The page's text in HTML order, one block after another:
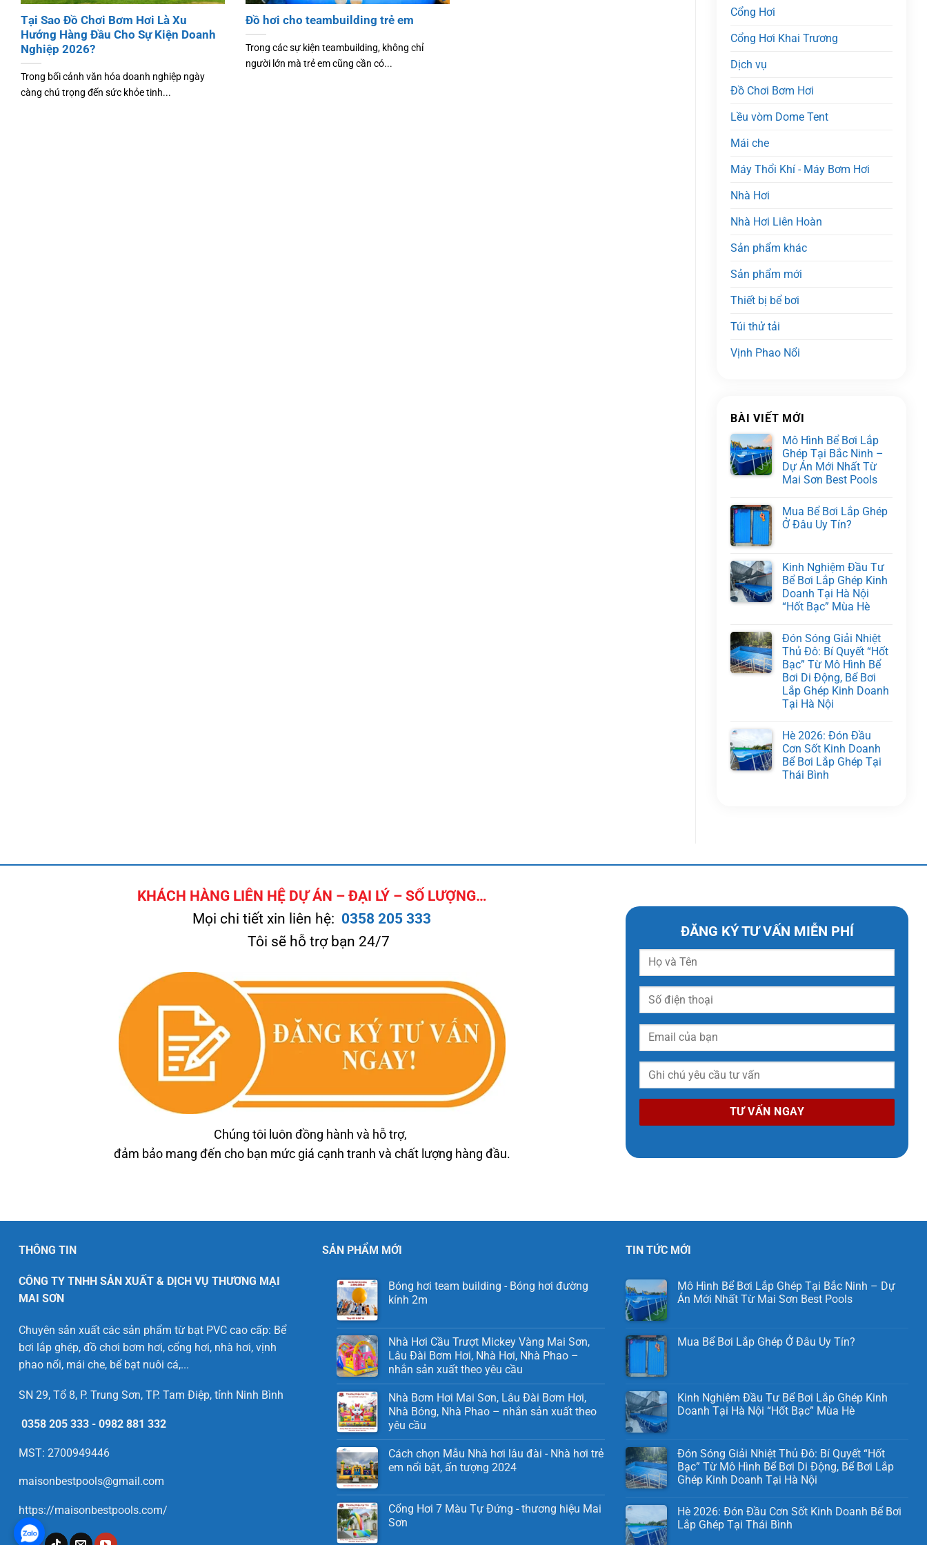
Tại Sao Đồ Chơi Bơm Hơi Là Xu
Hướng Hàng Đầu Cho Sự Kiện Doanh
Nghiệp 2026?
Trong bối cảnh văn hóa doanh nghiệp ngày
càng chú trọng đến sức khỏe tinh...
Đồ hơi cho teambuilding trẻ em
Trong các sự kiện teambuilding, không chỉ
người lớn mà trẻ em cũng cần có...
Cổng Hơi
Cổng Hơi Khai Trương
Dịch vụ
Đồ Chơi Bơm Hơi
Lều vòm Dome Tent
Mái che
Máy Thổi Khí - Máy Bơm Hơi
Nhà Hơi
Nhà Hơi Liên Hoàn
Sản phẩm khác
Sản phẩm mới
Thiết bị bể bơi
Túi thử tải
Vịnh Phao Nổi
BÀI VIẾT MỚI
Mô Hình Bể Bơi Lắp
Ghép Tại Bắc Ninh –
Dự Án Mới Nhất Từ
Mai Sơn Best Pools
Mua Bể Bơi Lắp Ghép
Ở Đâu Uy Tín?
Kinh Nghiệm Đầu Tư
Bể Bơi Lắp Ghép Kinh
Doanh Tại Hà Nội
“Hốt Bạc” Mùa Hè
Đón Sóng Giải Nhiệt
Thủ Đô: Bí Quyết “Hốt
Bạc” Từ Mô Hình Bể
Bơi Di Động, Bể Bơi
Lắp Ghép Kinh Doanh
Tại Hà Nội
Hè 2026: Đón Đầu
Cơn Sốt Kinh Doanh
Bể Bơi Lắp Ghép Tại
Thái Bình
KHÁCH HÀNG LIÊN HỆ DỰ ÁN – ĐẠI LÝ – SỐ LƯỢNG…
Mọi chi tiết xin liên hệ: 0358 205 333
Tôi sẽ hỗ trợ bạn 24/7
Chúng tôi luôn đồng hành và hỗ trợ,
đảm bảo mang đến cho bạn mức giá cạnh tranh và chất lượng hàng đầu.
ĐĂNG KÝ TƯ VẤN MIỄN PHÍ
THÔNG TIN
CÔNG TY TNHH SẢN XUẤT & DỊCH VỤ THƯƠNG MẠI
MAI SƠN
Chuyên sản xuất các sản phẩm từ bạt PVC cao cấp: Bể
bơi lắp ghép, đồ chơi bơm hơi, cổng hơi, nhà hơi, vịnh
phao nổi, mái che, bể bạt nuôi cá,...
SN 29, Tổ 8, P. Trung Sơn, TP. Tam Điệp, tỉnh Ninh Bình
0358 205 333 - 0982 881 332
MST: 2700949446
maisonbestpools@gmail.com
https://maisonbestpools.com/
SẢN PHẨM MỚI
Bóng hơi team building - Bóng hơi đường
kính 2m
Nhà Hơi Cầu Trượt Mickey Vàng Mai Sơn,
Lâu Đài Bơm Hơi, Nhà Hơi, Nhà Phao –
nhắn sản xuất theo yêu cầu
Nhà Bơm Hơi Mai Sơn, Lâu Đài Bơm Hơi,
Nhà Bóng, Nhà Phao – nhắn sản xuất theo
yêu cầu
Cách chọn Mẫu Nhà hơi lâu đài - Nhà hơi trẻ
em nổi bật, ấn tượng 2024
Cổng Hơi 7 Màu Tự Đứng - thương hiệu Mai
Sơn
TIN TỨC MỚI
Mô Hình Bể Bơi Lắp Ghép Tại Bắc Ninh – Dự
Án Mới Nhất Từ Mai Sơn Best Pools
Mua Bể Bơi Lắp Ghép Ở Đâu Uy Tín?
Kinh Nghiệm Đầu Tư Bể Bơi Lắp Ghép Kinh
Doanh Tại Hà Nội “Hốt Bạc” Mùa Hè
Đón Sóng Giải Nhiệt Thủ Đô: Bí Quyết “Hốt
Bạc” Từ Mô Hình Bể Bơi Di Động, Bể Bơi Lắp
Ghép Kinh Doanh Tại Hà Nội
Hè 2026: Đón Đầu Cơn Sốt Kinh Doanh Bể Bơi
Lắp Ghép Tại Thái Bình